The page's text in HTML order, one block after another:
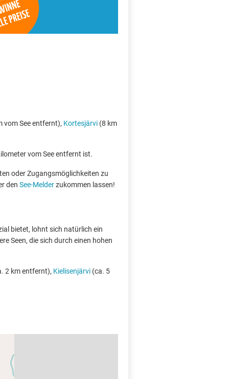
vom See entfernt), Kortesjärvi (8 km
vom See entfernt ist.
oder Zugangsmöglichkeiten zu
den See-Melderzukommen lassen!
bietet, lohnt sich natürlich ein
Seen, die sich durch einen hohen
2 km entfernt), Kielisenjärvi (ca. 5